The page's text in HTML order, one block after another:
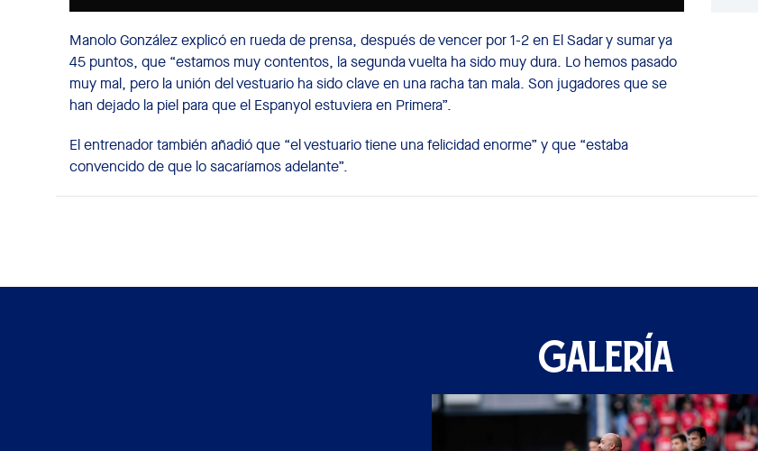
Manolo González explicó en rueda de prensa, después de vencer por 1-2 en El Sadar y sumar ya
45 puntos, que “estamos muy contentos, la segunda vuelta ha sido muy dura. Lo hemos pasado
muy mal, pero la unión del vestuario ha sido clave en una racha tan mala. Son jugadores que se
han dejado la piel para que el Espanyol estuviera en Primera”.
El entrenador también añadió que “el vestuario tiene una felicidad enorme” y que “estaba
convencido de que lo sacaríamos adelante”.
GALERÍA